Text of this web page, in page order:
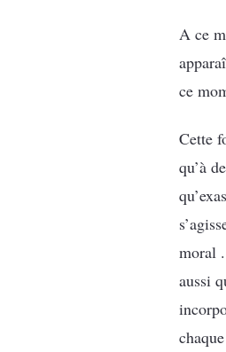
A ce
ce
Cette
qu’à
moral
aussi